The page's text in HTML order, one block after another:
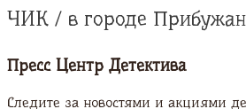
ЧИК / в городе
Пресс Центр Детектива
Следите за новостями и акциями